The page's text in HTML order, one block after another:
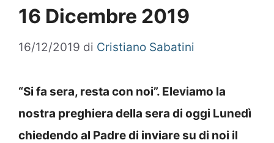
16 Dicembre 2019
16/12/2019 di Cristiano Sabatini
“Si fa sera, resta con noi”. Eleviamo la
nostra preghiera della sera di oggi Lunedì
chiedendo al Padre di inviare su di noi il